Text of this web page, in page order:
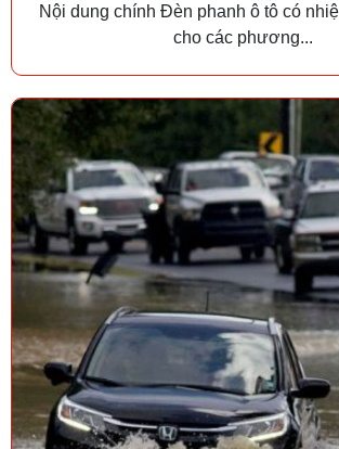
Nội dung chính Đèn phanh ô tô có
cho các phương...